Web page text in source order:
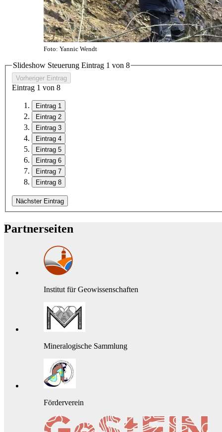
Foto: Yannic Wendt
Slideshow Steuerung Eintrag 1 von 8
Vorheriger Eintrag
Eintrag 1 von 8
Eintrag 1
Eintrag 2
Eintrag 3
Eintrag 4
Eintrag 5
Eintrag 6
Eintrag 7
Eintrag 8
Nächster Eintrag
Partnerseiten
Institut für Geowissenschaften
Mineralogische Sammlung
Förderverein